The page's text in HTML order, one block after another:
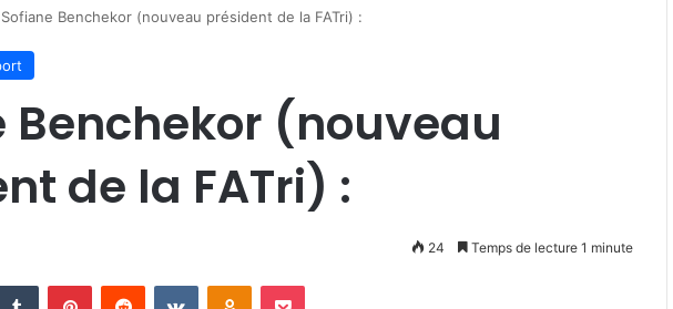
Sofiane Benchekor (nouveau président de la FATri) :
Benchekor (nouveau
de la FATri) :
24 Temps de lecture 1 minute
Tumblr PinterestReddit VKontakteOdnoklassniki
Pocket